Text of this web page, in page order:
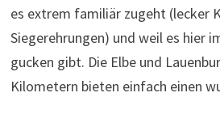
es extrem familiär zugeht (lecker
Siegerehrungen) und weil es hier
gucken gibt. Die Elbe und
Kilometern bieten einfach einen